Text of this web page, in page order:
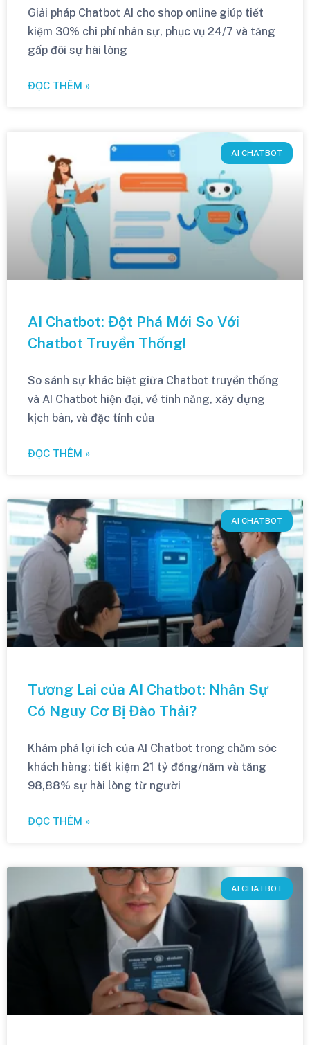
Giải pháp Chatbot AI cho shop online giúp tiết
kiệm 30% chi phí nhân sự, phục vụ 24/7 và tăng
gấp đôi sự hài lòng
ĐỌC THÊM »
AI CHATBOT
AI Chatbot: Đột Phá Mới So Với
Chatbot Truyền Thống!
So sánh sự khác biệt giữa Chatbot truyền thống
và AI Chatbot hiện đại, về tính năng, xây dựng
kịch bản, và đặc tính của
ĐỌC THÊM »
AI CHATBOT
Tương Lai của AI Chatbot: Nhân Sự
Có Nguy Cơ Bị Đào Thải?
Khám phá lợi ích của AI Chatbot trong chăm sóc
khách hàng: tiết kiệm 21 tỷ đồng/năm và tăng
98,88% sự hài lòng từ người
ĐỌC THÊM »
AI CHATBOT